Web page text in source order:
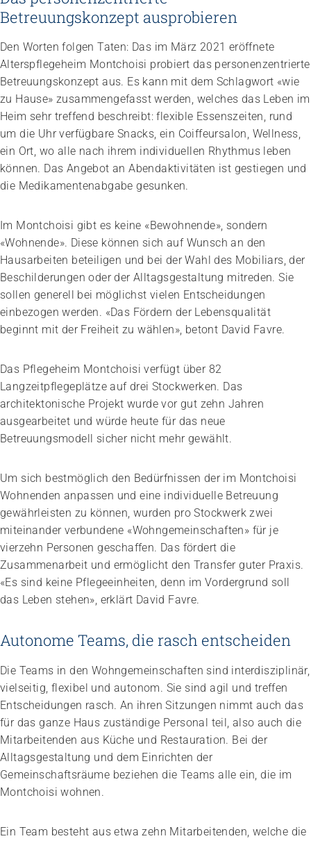
Betreuungskonzept ausprobieren
Den Worten folgen Taten: Das im März 2021 eröffnete
Alterspflegeheim Montchoisi probiert das personenzentrierte
Betreuungskonzept aus. Es kann mit dem Schlagwort «wie
zu Hause» zusammengefasst werden, welches das Leben im
Heim sehr treffend beschreibt: flexible Essenszeiten, rund
um die Uhr verfügbare Snacks, ein Coiffeursalon, Wellness,
ein Ort, wo alle nach ihrem individuellen Rhythmus leben
können. Das Angebot an Abendaktivitäten ist gestiegen und
die Medikamentenabgabe gesunken.
Im Montchoisi gibt es keine «Bewohnende», sondern
«Wohnende». Diese können sich auf Wunsch an den
Hausarbeiten beteiligen und bei der Wahl des Mobiliars, der
Beschilderungen oder der Alltagsgestaltung mitreden. Sie
sollen generell bei möglichst vielen Entscheidungen
einbezogen werden. «Das Fördern der Lebensqualität
beginnt mit der Freiheit zu wählen», betont David Favre.
Das Pflegeheim Montchoisi verfügt über 82
Langzeitpflegeplätze auf drei Stockwerken. Das
architektonische Projekt wurde vor gut zehn Jahren
ausgearbeitet und würde heute für das neue
Betreuungsmodell sicher nicht mehr gewählt.
Um sich bestmöglich den Bedürfnissen der im Montchoisi
Wohnenden anpassen und eine individuelle Betreuung
gewährleisten zu können, wurden pro Stockwerk zwei
miteinander verbundene «Wohngemeinschaften» für je
vierzehn Personen geschaffen. Das fördert die
Zusammenarbeit und ermöglicht den Transfer guter Praxis.
«Es sind keine Pflegeeinheiten, denn im Vordergrund soll
das Leben stehen», erklärt David Favre.
Autonome Teams, die rasch entscheiden
Die Teams in den Wohngemeinschaften sind interdisziplinär,
vielseitig, flexibel und autonom. Sie sind agil und treffen
Entscheidungen rasch. An ihren Sitzungen nimmt auch das
für das ganze Haus zuständige Personal teil, also auch die
Mitarbeitenden aus Küche und Restauration. Bei der
Alltagsgestaltung und dem Einrichten der
Gemeinschaftsräume beziehen die Teams alle ein, die im
Montchoisi wohnen.
Ein Team besteht aus etwa zehn Mitarbeitenden, welche die